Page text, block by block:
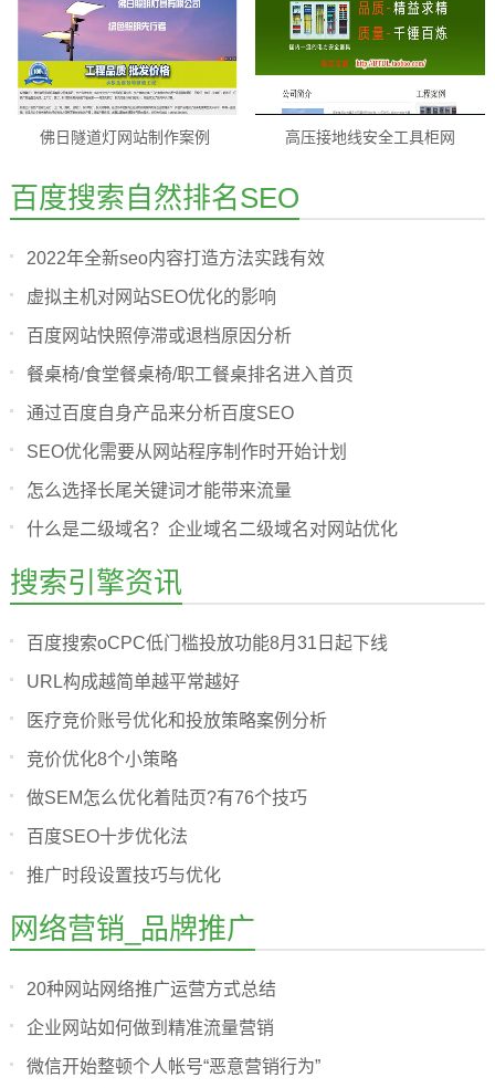
佛日隧道灯网站制作案例 高压接地线安全工具柜网
百度搜索自然排名SEO
2022年全新seo内容打造方法实践有效
虚拟主机对网站SEO优化的影响
百度网站快照停滞或退档原因分析
餐桌椅/食堂餐桌椅/职工餐桌排名进入首页
通过百度自身产品来分析百度SEO
SEO优化需要从网站程序制作时开始计划
怎么选择长尾关键词才能带来流量
什么是二级域名？企业域名二级域名对网站优化
搜索引擎资讯
百度搜索oCPC低门槛投放功能8月31日起下线
URL构成越简单越平常越好
医疗竞价账号优化和投放策略案例分析
竞价优化8个小策略
做SEM怎么优化着陆页?有76个技巧
百度SEO十步优化法
推广时段设置技巧与优化
网络营销_品牌推广
20种网站网络推广运营方式总结
企业网站如何做到精准流量营销
微信开始整顿个人帐号“恶意营销行为”